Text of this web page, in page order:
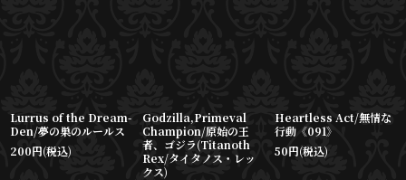
Lurrus of the Dream-
Den/夢の巣のルールス
200円(税込)
Godzilla,Primeval
Champion/原始の王
者、ゴジラ(Titanoth
Rex/タイタノス・レッ
クス)
Heartless Act/無情な
行動《091》
50円(税込)